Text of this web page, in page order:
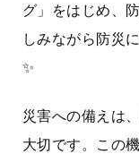
グ」をはじめ、
しみながら防災
✨
災害への備えは
大切です。この